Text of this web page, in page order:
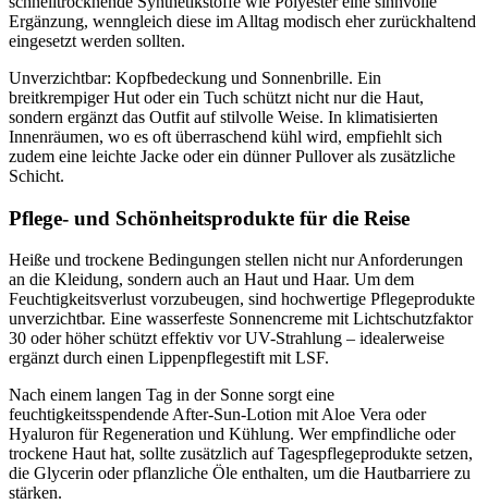
Ergänzung, wenngleich diese im Alltag modisch eher zurückhaltend
eingesetzt werden sollten.
Unverzichtbar: Kopfbedeckung und Sonnenbrille. Ein
breitkrempiger Hut oder ein Tuch schützt nicht nur die Haut,
sondern ergänzt das Outfit auf stilvolle Weise. In klimatisierten
Innenräumen, wo es oft überraschend kühl wird, empfiehlt sich
zudem eine leichte Jacke oder ein dünner Pullover als zusätzliche
Schicht.
Pflege- und Schönheitsprodukte für die Reise
Heiße und trockene Bedingungen stellen nicht nur Anforderungen
an die Kleidung, sondern auch an Haut und Haar. Um dem
Feuchtigkeitsverlust vorzubeugen, sind hochwertige Pflegeprodukte
unverzichtbar. Eine wasserfeste Sonnencreme mit Lichtschutzfaktor
30 oder höher schützt effektiv vor UV-Strahlung – idealerweise
ergänzt durch einen Lippenpflegestift mit LSF.
Nach einem langen Tag in der Sonne sorgt eine
feuchtigkeitsspendende After-Sun-Lotion mit Aloe Vera oder
Hyaluron für Regeneration und Kühlung. Wer empfindliche oder
trockene Haut hat, sollte zusätzlich auf Tagespflegeprodukte setzen,
die Glycerin oder pflanzliche Öle enthalten, um die Hautbarriere zu
stärken.